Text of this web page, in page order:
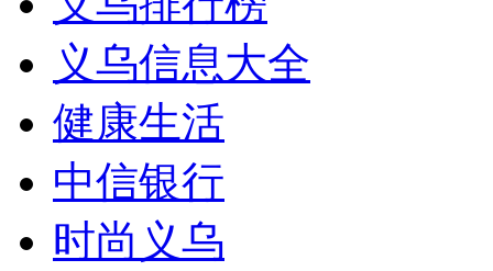
义乌信息大全
健康生活
中信银行
时尚义乌